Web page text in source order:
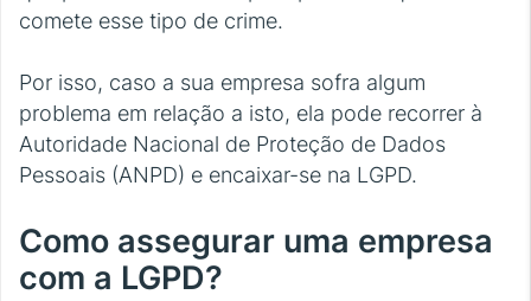
comete esse tipo de crime.
Por isso, caso a sua empresa sofra algum
problema em relação a isto, ela pode recorrer à
Autoridade Nacional de Proteção de Dados
Pessoais (ANPD) e encaixar-se na LGPD.
Como assegurar uma empresa
com a LGPD?